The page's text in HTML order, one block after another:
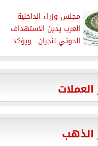
مجلس وزراء الداخلية
العرب يدين الاستهداف
الحوثي لنجران.. ويؤكد
دعمه الكامل للسعودية...
الذهب